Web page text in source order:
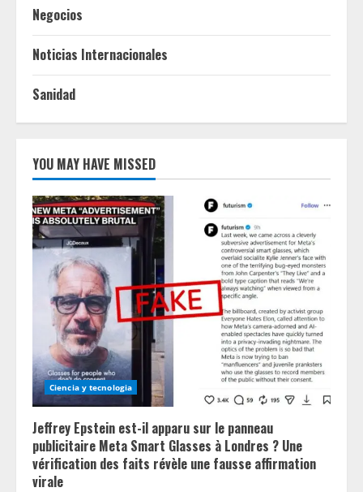
Negocios
Noticias Internacionales
Sanidad
YOU MAY HAVE MISSED
Ciencia y tecnologia
Jeffrey Epstein est-il apparu sur le panneau
publicitaire Meta Smart Glasses à Londres ? Une
vérification des faits révèle une fausse affirmation
virale